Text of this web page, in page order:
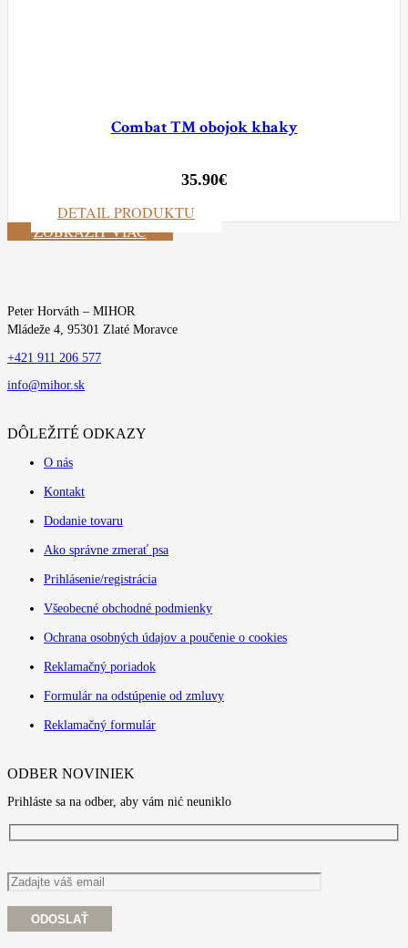
Combat TM obojok khaky
35.90€
DETAIL PRODUKTU
ZOBRAZIŤ VIAC
Peter Horváth – MIHOR
Mládeže 4, 95301 Zlaté Moravce
+421 911 206 577
info@mihor.sk
DÔLEŽITÉ ODKAZY
O nás
Kontakt
Dodanie tovaru
Ako správne zmerať psa
Prihlásenie/registrácia
Všeobecné obchodné podmienky
Ochrana osobných údajov a poučenie o cookies
Reklamačný poriadok
Formulár na odstúpenie od zmluvy
Reklamačný formulár
ODBER NOVINIEK
Prihláste sa na odber, aby vám nić neuniklo